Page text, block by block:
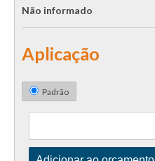
Não informado
Aplicação
Padrão